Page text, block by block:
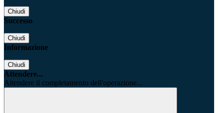
Chiudi
Successo
Chiudi
Informazione
Chiudi
Attendere...
Attendere il completamento dell'operazione...